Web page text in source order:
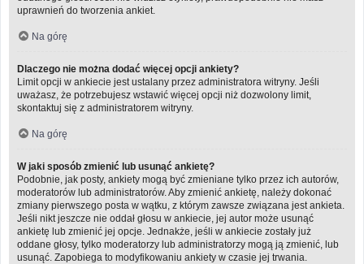
uprawnień do tworzenia ankiet.
Na górę
Dlaczego nie można dodać więcej opcji ankiety?
Limit opcji w ankiecie jest ustalany przez administratora witryny. Jeśli
uważasz, że potrzebujesz wstawić więcej opcji niż dozwolony limit,
skontaktuj się z administratorem witryny.
Na górę
W jaki sposób zmienić lub usunąć ankietę?
Podobnie, jak posty, ankiety mogą być zmieniane tylko przez ich autorów,
moderatorów lub administratorów. Aby zmienić ankietę, należy dokonać
zmiany pierwszego posta w wątku, z którym zawsze związana jest ankieta.
Jeśli nikt jeszcze nie oddał głosu w ankiecie, jej autor może usunąć
ankietę lub zmienić jej opcje. Jednakże, jeśli w ankiecie zostały już
oddane głosy, tylko moderatorzy lub administratorzy mogą ją zmienić, lub
usunąć. Zapobiega to modyfikowaniu ankiety w czasie jej trwania.